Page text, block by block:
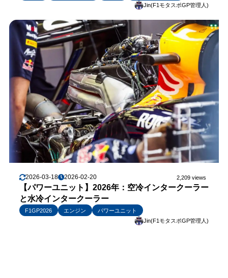
Jin(F1モタスポGP管理人)
2026-03-18 2026-02-20 2,209 views
【パワーユニット】2026年：空冷インタークーラー
と水冷インタークーラー
F1GP2026 エンジン
パワーユニット
Jin(F1モタスポGP管理人)